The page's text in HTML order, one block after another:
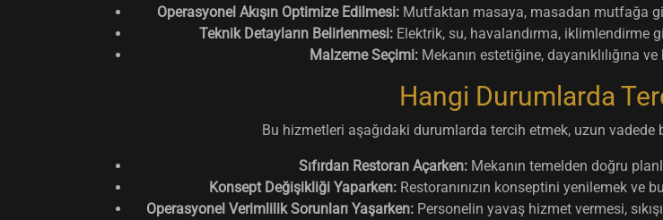
Operasyonel Akışın Optimize Edilmesi:Mutfaktan masaya, masadan mutfağa
Teknik Detayların Belirlenmesi: Elektrik, su, havalandırma, iklimlendirme
Malzeme Seçimi:Mekanın estetiğine, dayanıklılığına
Hangi Durumlarda
Bu hizmetleri aşağıdaki durumlarda tercih etmek, uzun
Sıfırdan Restoran Açarken: Mekanın temelden doğru
Konsept Değişikliği Yaparken:Restoranınızın konseptini yenilemek ve
Operasyonel Verimlilik Sorunları Yaşarken:Personelin yavaş hizmet vermesi,